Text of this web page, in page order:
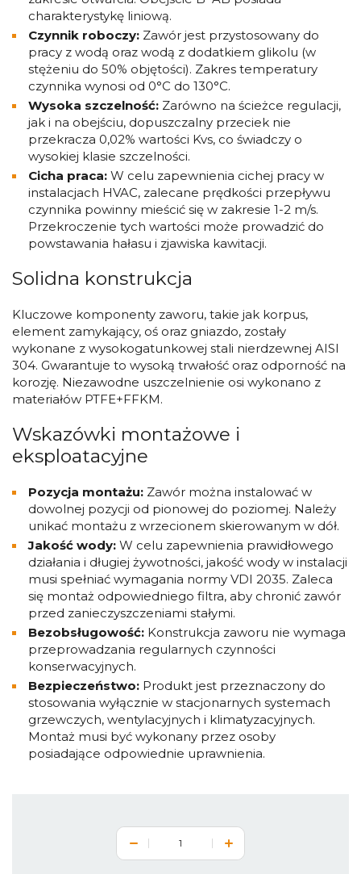
charakterystykę liniową.
Czynnik roboczy: Zawór jest przystosowany do
pracy z wodą oraz wodą z dodatkiem glikolu (w
stężeniu do 50% objętości). Zakres temperatury
czynnika wynosi od 0°C do 130°C.
Wysoka szczelność: Zarówno na ścieżce regulacji,
jak i na obejściu, dopuszczalny przeciek nie
przekracza 0,02% wartości Kvs, co świadczy o
wysokiej klasie szczelności.
Cicha praca: W celu zapewnienia cichej pracy w
instalacjach HVAC, zalecane prędkości przepływu
czynnika powinny mieścić się w zakresie 1-2 m/s.
Przekroczenie tych wartości może prowadzić do
powstawania hałasu i zjawiska kawitacji.
Solidna konstrukcja
Kluczowe komponenty zaworu, takie jak korpus,
element zamykający, oś oraz gniazdo, zostały
wykonane z wysokogatunkowej stali nierdzewnej AISI
304. Gwarantuje to wysoką trwałość oraz odporność na
korozję. Niezawodne uszczelnienie osi wykonano z
materiałów PTFE+FFKM.
Wskazówki montażowe i
eksploatacyjne
Pozycja montażu: Zawór można instalować w
dowolnej pozycji od pionowej do poziomej. Należy
unikać montażu z wrzecionem skierowanym w dół.
Jakość wody: W celu zapewnienia prawidłowego
działania i długiej żywotności, jakość wody w instalacji
musi spełniać wymagania normy VDI 2035. Zaleca
się montaż odpowiedniego filtra, aby chronić zawór
przed zanieczyszczeniami stałymi.
Bezobsługowość: Konstrukcja zaworu nie wymaga
przeprowadzania regularnych czynności
konserwacyjnych.
Bezpieczeństwo: Produkt jest przeznaczony do
stosowania wyłącznie w stacjonarnych systemach
grzewczych, wentylacyjnych i klimatyzacyjnych.
Montaż musi być wykonany przez osoby
posiadające odpowiednie uprawnienia.